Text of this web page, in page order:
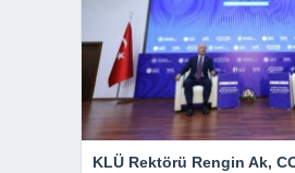
KLÜ Rektörü Rengin Ak,